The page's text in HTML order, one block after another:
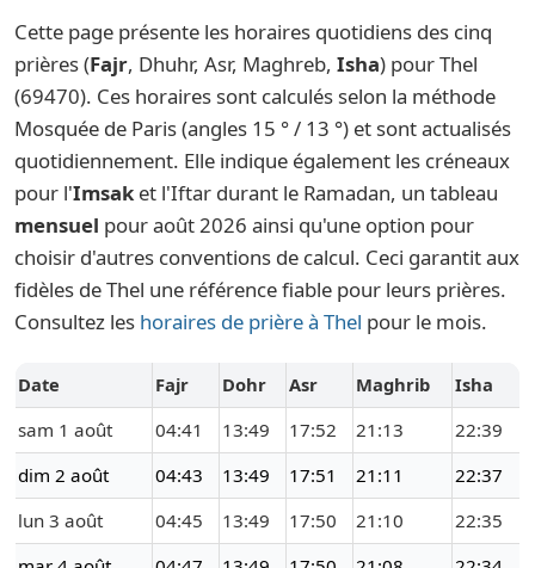
Cette page présente les horaires quotidiens des cinq
prières (Fajr, Dhuhr, Asr, Maghreb, Isha) pour Thel
(69470). Ces horaires sont calculés selon la méthode
Mosquée de Paris (angles 15 ° / 13 °) et sont actualisés
quotidiennement. Elle indique également les créneaux
pour l'Imsak et l'Iftar durant le Ramadan, un tableau
mensuel pour août 2026 ainsi qu'une option pour
choisir d'autres conventions de calcul. Ceci garantit aux
fidèles de Thel une référence fiable pour leurs prières.
Consultez les horaires de prière à Thel pour le mois.
Date Fajr Dohr Asr Maghrib
Isha
sam 1 août
04:41 13:49 17:52 21:13
22:39
dim 2 août
04:43 13:49 17:51 21:11
22:37
lun 3 août
04:45 13:49 17:50 21:10
22:35